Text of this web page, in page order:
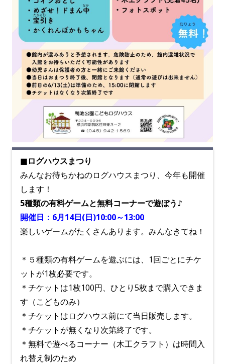
■ログハウスまつり
みんなお待ちかねのログハウスまつり、今年も開催
します！
5種類の有料ゲームと無料コーナーで遊ぼう♪
開催日：6月14日(日)10:00～13:00
楽しいゲームがたくさんあります。みんなきてね！
＊５種類の有料ゲームを遊ぶには、1回ごとにチケ
ットが1枚必要です。
＊チケットは1枚100円、ひとり5枚まで購入できま
す（こどものみ）
＊チケットはログハウス前にて当日販売します。
＊チケットが無くなり次第終了です。
＊無料で遊べるコーナー（木工クラフト）は時間入
れ替え制のため